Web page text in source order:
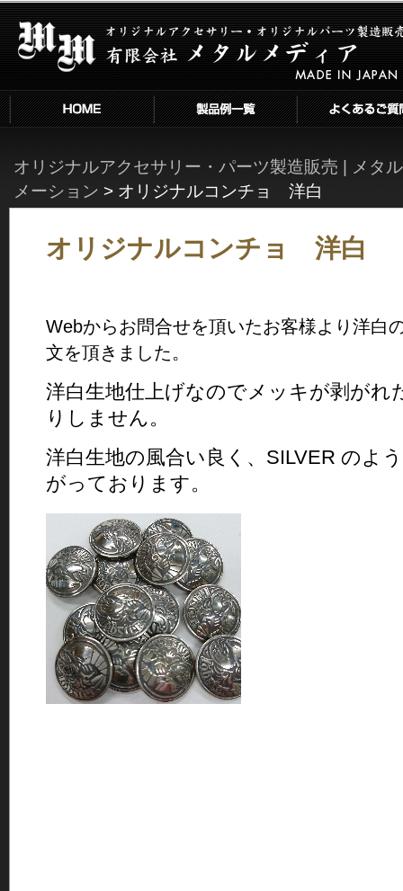
オリジナルコンチョ 洋白 | オリジ
ナルアクセサリー・パーツ製造販売
| メタルメディア
HOME こだわり・技術 よくあるご質問と例
オリジナルアクセサリー・パーツ製造販売 | メタ
メーション > オリジナルコンチョ 洋白
オリジナルコンチョ 洋白
Webからお問合せを頂いたお客様より 洋白
文を頂きました。
洋白生地仕上げなのでメッキが剥がれ
りしません。
洋白生地の風合い良く、SILVER のよ
がっております。